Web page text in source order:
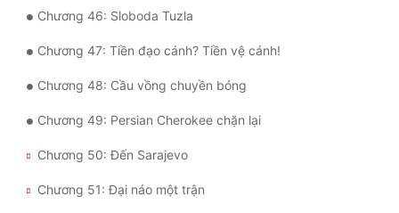
Chương 46: Sloboda Tuzla
Chương 47: Tiền đạo cánh? Tiền vệ cánh!
Chương 48: Cầu vồng chuyền bóng
Chương 49: Persian Cherokee chặn lại
Chương 50: Đến Sarajevo
Chương 51: Đại náo một trận